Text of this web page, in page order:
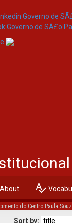
About spellcheck
do Centro Paula
Jump to: 0-9 A
Sort by: